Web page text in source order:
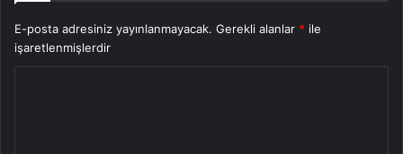
E-posta adresiniz yayınlanmayacak. Gerekli alanlar * ile
işaretlenmişlerdir